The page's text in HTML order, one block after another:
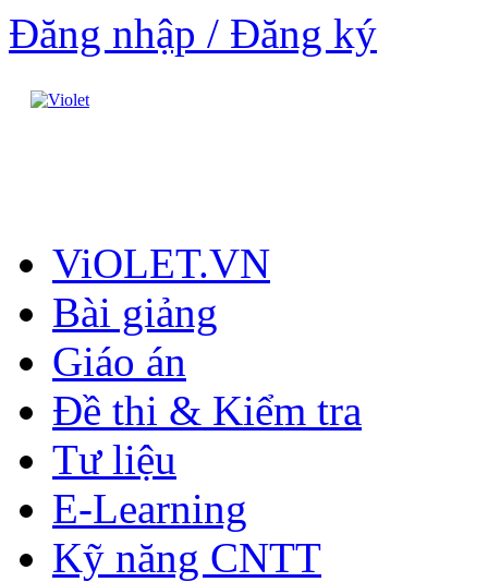
Đăng nhập / Đăng ký
ViOLET.VN
Bài giảng
Giáo án
Đề thi & Kiểm tra
Tư liệu
E-Learning
Kỹ năng CNTT